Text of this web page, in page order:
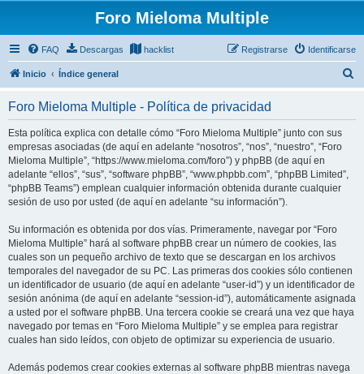
Foro Mieloma Multiple
FAQ Descargas hacklist Identificarse
Registrarse
Inicio Índice general
Foro Mieloma Multiple - Política de privacidad
Esta política explica con detalle cómo “Foro Mieloma Multiple” junto con sus
empresas asociadas (de aquí en adelante “nosotros”, “nos”, “nuestro”, “Foro
Mieloma Multiple”, “https://www.mieloma.com/foro”) y phpBB (de aquí en
adelante “ellos”, “sus”, “software phpBB”, “www.phpbb.com”, “phpBB Limited”,
“phpBB Teams”) emplean cualquier información obtenida durante cualquier
sesión de uso por usted (de aquí en adelante “su información”).
Su información es obtenida por dos vías. Primeramente, navegar por “Foro
Mieloma Multiple” hará al software phpBB crear un número de cookies, las
cuales son un pequeño archivo de texto que se descargan en los archivos
temporales del navegador de su PC. Las primeras dos cookies sólo contienen
un identificador de usuario (de aquí en adelante “user-id”) y un identificador de
sesión anónima (de aquí en adelante “session-id”), automáticamente asignada
a usted por el software phpBB. Una tercera cookie se creará una vez que haya
navegado por temas en “Foro Mieloma Multiple” y se emplea para registrar
cuales han sido leídos, con objeto de optimizar su experiencia de usuario.
Además podemos crear cookies externas al software phpBB mientras navega